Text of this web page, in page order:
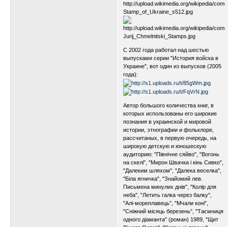
С 2002 года работал над шестью
выпусками серии "История войска в
Украине", вот один из выпусков (2005
года):
Автор большого количества книг, в
которых использованы его широкие
познания в украинской и мировой
истории, этнографии и фольклоре,
рассчитаных, в первую очередь, на
широкую детскую и юношескую
аудиторию: "Північне сяйво", "Вогонь
на скелі", "Мирон Швачка і кінь Сивко",
"Далеким шляхом", "Далека веселка",
"Біла ягничка", "Знайомий лев.
Письмена минулих днів", "Колір для
неба", "Летить галка через балку",
"Алі-мореплавець", "Мчали коні",
"Сніжний місяць березень", "Таємниця
одного діаманта" (роман) 1989, "Щит